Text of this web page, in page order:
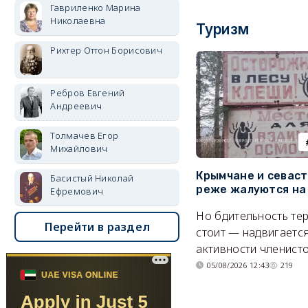
Туризм
Крымчане и
реже жалуются
Но бдительность
стоит —
активности
05/08/2026 12:43 219
Гавриленко Марина
Николаевна
Рихтер Оттон Борисович
Ребров Евгений
Андреевич
Толмачев Егор
Михайлович
Басистый Николай
Ефремович
Перейти в раздел